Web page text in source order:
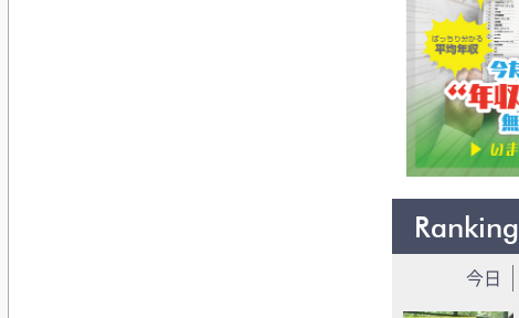
Ranking
今日